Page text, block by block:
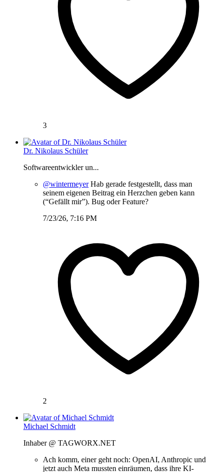
3
Dr. Nikolaus Schüler
Softwareentwickler un...
@wintermeyerHab gerade festgestellt, dass man
seinem eigenen Beitrag ein Herzchen geben kann
(“Gefällt mir”). Bug oder Feature?
7/23/26, 7:16 PM
2
Michael Schmidt
Inhaber @ TAGWORX.NET
Ach komm, einer geht noch: OpenAI, Anthropic und
jetzt auch Meta mussten einräumen, dass ihre KI-